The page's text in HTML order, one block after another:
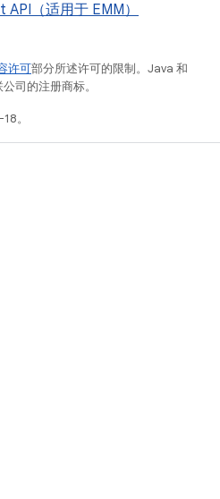
（适用于 EMM）
许可部分所述许可的限制。Java 和
司的注册商标。
。